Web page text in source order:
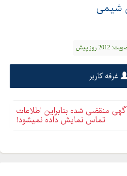
شیمی
2012 روز پیش
غرفه کاربر
منقضی شده بنابراین اطلاعات
تماس نمایش داده نمیشود!